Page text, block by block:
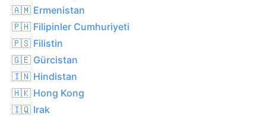
🇦🇲 Ermenistan
🇵🇭 Filipinler Cumhuriyeti
🇵🇸 Filistin
🇬🇪 Gürcistan
🇮🇳 Hindistan
🇭🇰 Hong Kong
🇮🇶 Irak